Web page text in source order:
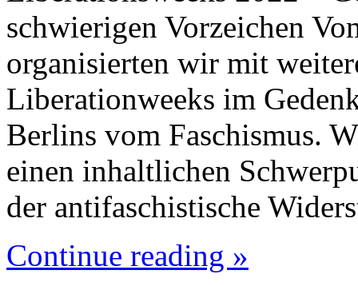
schwierigen Vorzeichen
organisierten wir mit
Liberationweeks im
Berlins vom Faschismus.
einen inhaltlichen
der antifaschistische
Continue reading »